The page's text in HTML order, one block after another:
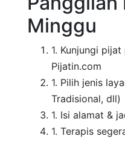
Minggu
Kunjungi
Pijatin.com
Pilih jenis
Tradisional, dll)
Isi alamat &
Terapis